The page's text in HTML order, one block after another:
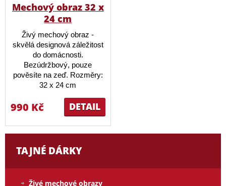
Mechový obraz 32 x
24 cm
Živý mechový obraz -
skvělá designová záležitost
do domácnosti.
Bezúdržbový, pouze
pověsíte na zeď. Rozměry:
32 x 24 cm
DETAIL
990 Kč
TAJNÉ DÁRKY
Živé mechové obrazy